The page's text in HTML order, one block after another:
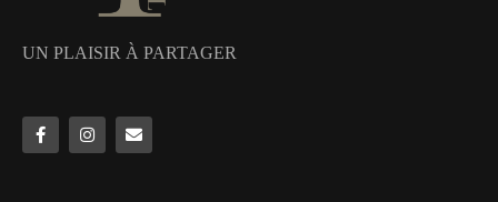
UN PLAISIR À PARTAGER